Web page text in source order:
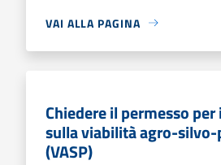
VAI ALLA PAGINA
Chiedere il permesso
sulla viabilità agro-
(VASP)